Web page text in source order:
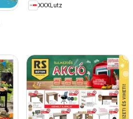
XXXLutz